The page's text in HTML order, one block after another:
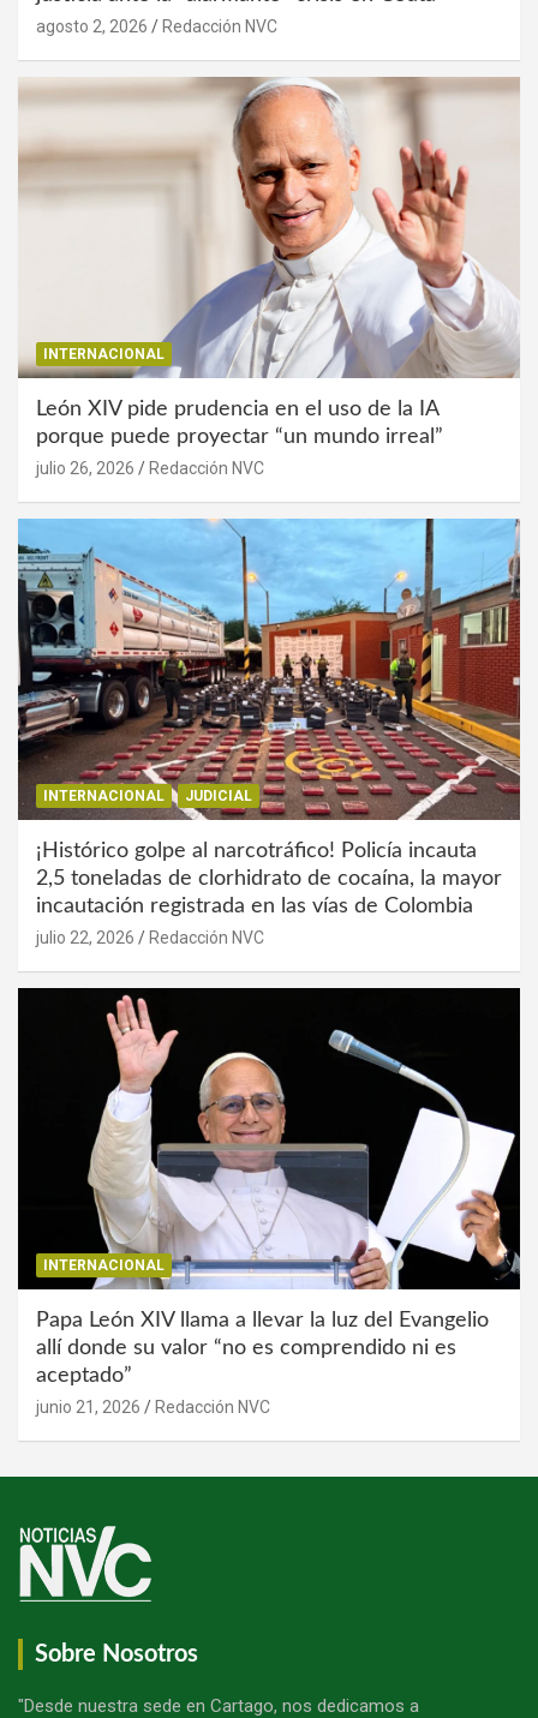
agosto 2, 2026 Redacción NVC
INTERNACIONAL
León XIV pide prudencia en el uso de la IA
porque puede proyectar “un mundo irreal”
julio 26, 2026 Redacción NVC
INTERNACIONAL JUDICIAL
¡Histórico golpe al narcotráfico! Policía incauta
2,5 toneladas de clorhidrato de cocaína, la mayor
incautación registrada en las vías de Colombia
julio 22, 2026 Redacción NVC
INTERNACIONAL
Papa León XIV llama a llevar la luz del Evangelio
allí donde su valor “no es comprendido ni es
aceptado”
junio 21, 2026 Redacción NVC
Sobre Nosotros
"Desde nuestra sede en Cartago, nos dedicamos a